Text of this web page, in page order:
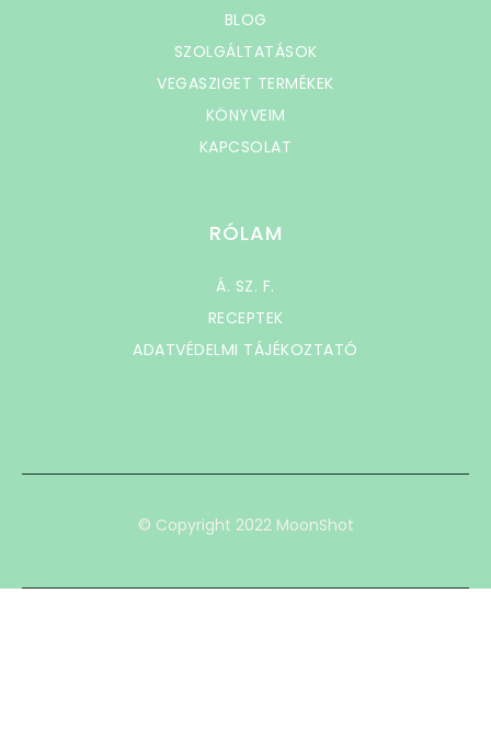
BLOG
SZOLGÁLTATÁSOK
VEGASZIGET TERMÉKEK
KÖNYVEIM
KAPCSOLAT
RÓLAM
Á. SZ. F.
RECEPTEK
ADATVÉDELMI TÁJÉKOZTATÓ
© Copyright 2022 MoonShot